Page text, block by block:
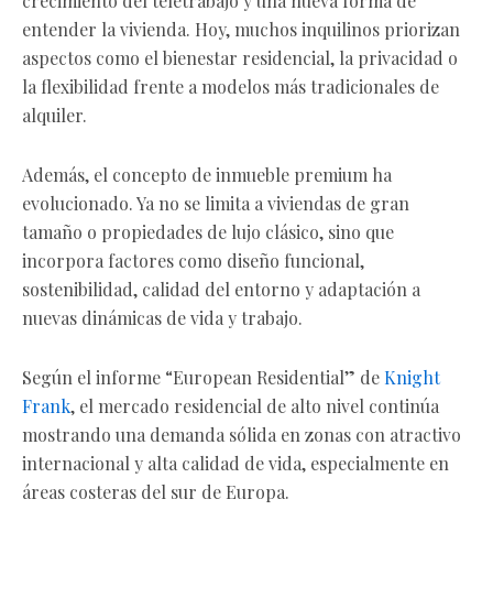
entender la vivienda. Hoy, muchos inquilinos priorizan
aspectos como el bienestar residencial, la privacidad o
la flexibilidad frente a modelos más tradicionales de
alquiler.
Además, el concepto de inmueble premium ha
evolucionado. Ya no se limita a viviendas de gran
tamaño o propiedades de lujo clásico, sino que
incorpora factores como diseño funcional,
sostenibilidad, calidad del entorno y adaptación a
nuevas dinámicas de vida y trabajo.
Según el informe “European Residential” deKnight
Frank, el mercado residencial de alto nivel continúa
mostrando una demanda sólida en zonas con atractivo
internacional y alta calidad de vida, especialmente en
áreas costeras del sur de Europa.